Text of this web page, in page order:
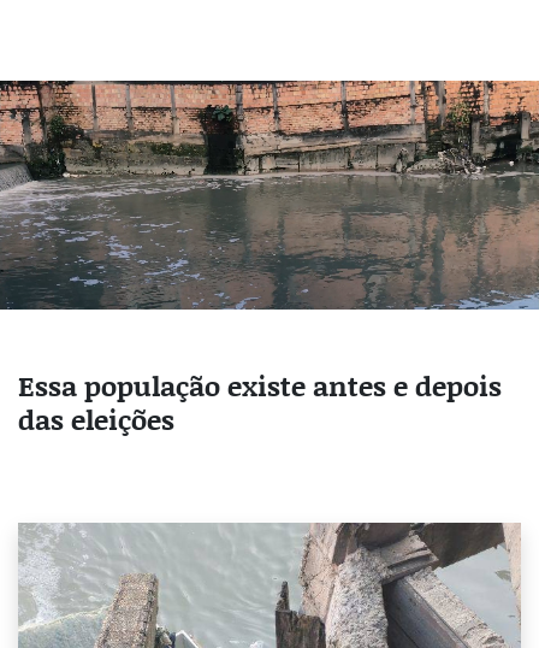
Essa população existe antes e depois
das eleições